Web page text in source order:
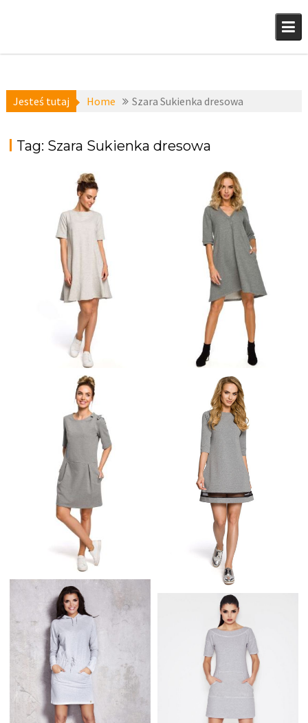
Jesteś tutaj Home Szara Sukienka dresowa
Tag: Szara Sukienka dresowa
BAWEŁNIANA
ROZKLOSZOWANA
SUKIENKA Z
DEKOLTEM NA
PLECACH SZARA M419
LUŹNA SUKIENKA
SPORTOWA Z
DEKOLTEM V SZARA
SUKIENKA Z DZIANINY
DRESOWEJ Z
OBNIŻONĄ TALIĄ
SZARA M422
TRAPEZOWA
SUKIENKA Z TIULOWĄ
WSTAWKĄ SZARA